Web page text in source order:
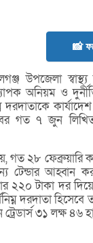
📸
উপজেলা
অনিয়ম ও
গত ৭ জুন
গত ২৮ ফেব্রুয়ারি
টেন্ডার আহ্বান
২২০ টাকা দর
দরদাতা
৩১ লক্ষ ৪৬